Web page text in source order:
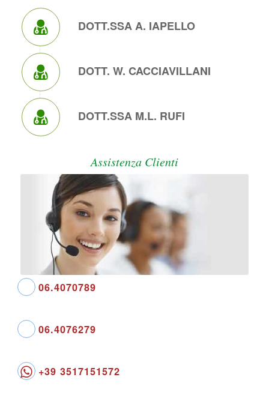
DOTT.SSA A. IAPELLO
DOTT. W. CACCIAVILLANI
DOTT.SSA M.L. RUFI
Assistenza Clienti
06.4070789
06.4076279
+39 3517151572